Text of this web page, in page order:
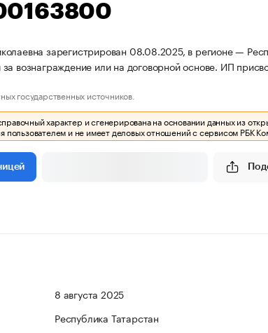
зарегистрирован 08.08.2025, в регионе —
за вознаграждение или на договорной основе. ИП
государственных источников.
характер и сгенерирована на основании данных из
пользователем и не имеет деловых отношений с сервисом РБК
8 августа 2025
Республика Татарстан